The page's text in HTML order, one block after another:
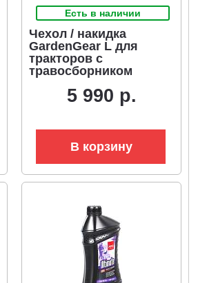
Есть в наличии
Чехол / накидка
GardenGear L для
тракторов с
травосборником
5 990 р.
В корзину